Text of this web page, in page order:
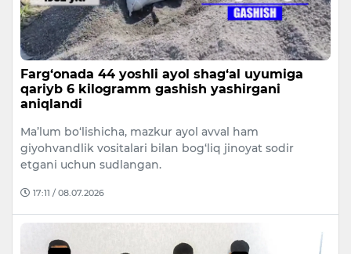
Farg‘onada 44 yoshli ayol shag‘al uyumiga
qariyb 6 kilogramm gashish yashirgani
aniqlandi
Ma’lum bo‘lishicha, mazkur ayol avval ham
giyohvandlik vositalari bilan bog‘liq jinoyat sodir
etgani uchun sudlangan.
17:11 / 08.07.2026